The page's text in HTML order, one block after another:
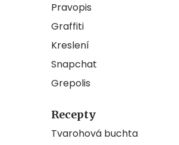
Pravopis
Graffiti
Kreslení
Snapchat
Grepolis
Recepty
Tvarohová buchta